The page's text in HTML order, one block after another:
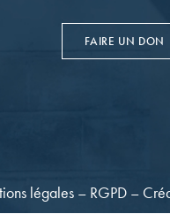
FAIRE UN DON
légales – RGPD –